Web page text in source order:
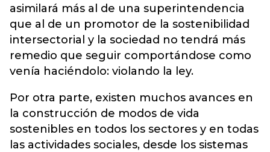
asimilará más al de una superintendencia
que al de un promotor de la sostenibilidad
intersectorial y la sociedad no tendrá más
remedio que seguir comportándose como
venía haciéndolo: violando la ley.
Por otra parte, existen muchos avances en
la construcción de modos de vida
sostenibles en todos los sectores y en todas
las actividades sociales, desde los sistemas